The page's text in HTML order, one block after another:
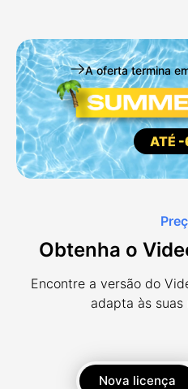
A oferta termina
ATÉ -
Obtenha o
Encontre a versão do
adapta às suas
Nova licença